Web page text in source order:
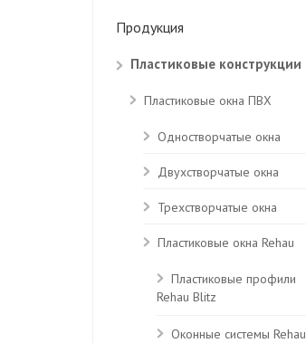
Продукция
Пластиковые конструкции
Пластиковые окна ПВХ
Одностворчатые окна
Двухстворчатые окна
Трехстворчатые окна
Пластиковые окна Rehau
Пластиковые профили
Rehau Blitz
Оконные системы Rehau